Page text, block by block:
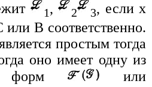
1, 2 3, если x
B соответственно.
простым тогда
оно имеет одну из
форм
или